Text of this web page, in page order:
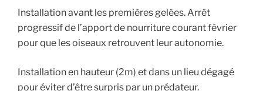
Installation avant les premières gelées. Arrêt
progressif de l’apport de nourriture courant février
pour que les oiseaux retrouvent leur autonomie.
Installation en hauteur (2m) et dans un lieu dégagé
pour éviter d’être surpris par un prédateur.